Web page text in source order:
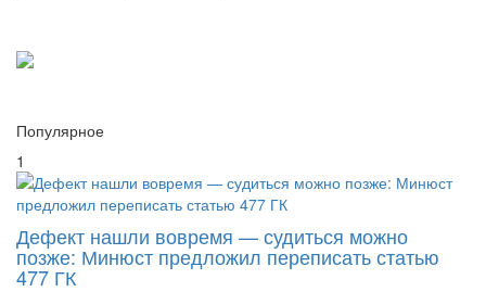
Дефект нашли вовремя — судиться можно
позже: Минюст предложил переписать статью
477 ГК
2